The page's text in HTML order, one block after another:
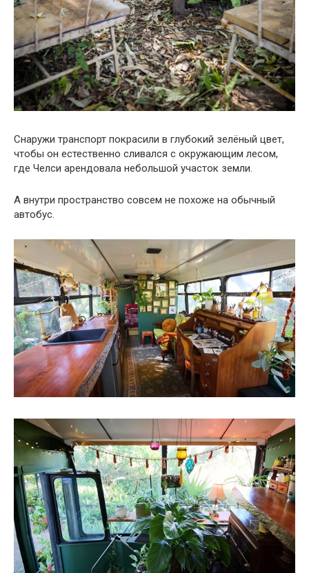
Снаружи транспорт покрасили в глубокий зелёный цвет,
чтобы он естественно сливался с окружающим лесом,
где Челси арендовала небольшой участок земли.
А внутри пространство совсем не похоже на обычный
автобус.